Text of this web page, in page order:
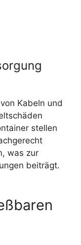
Kabeln und
stellen
was zur
beiträgt.